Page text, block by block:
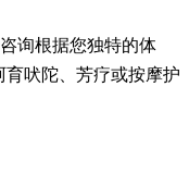
询根据您独特的体
吠陀、芳疗或按摩护